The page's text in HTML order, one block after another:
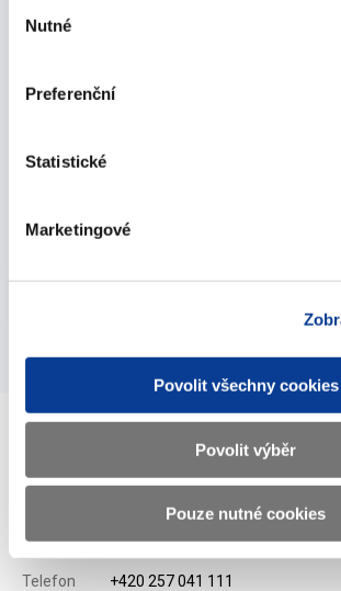
souhlasu
Nutné
Preferenční
Statistické
Marketingové
Povolit všechny cookies
Povolit výběr
Pouze nutné cookies
Komentář Ministerstva financí k
ukazatelům vývoje stavebního
19. května 2008
Základní ukazatele vývoje
Vyberte
Ministerstvo financí ČR
Adresa Letenská 15, 118 10 Praha
Telefon +420 257 041 111